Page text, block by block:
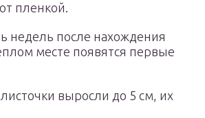
пленкой.
недель после нахождения
месте появятся первые
выросли до 5 см, их